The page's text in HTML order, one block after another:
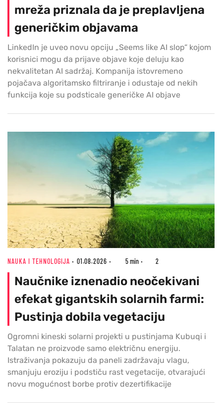
mreža priznala da je preplavljena
generičkim objavama
LinkedIn je uveo novu opciju „Seems like AI slop“ kojom
korisnici mogu da prijave objave koje deluju kao
nekvalitetan AI sadržaj. Kompanija istovremeno
pojačava algoritamsko filtriranje i odustaje od nekih
funkcija koje su podsticale generičke AI objave
NAUKA I TEHNOLOGIJA 01.08.2026 5 min 2
Naučnike iznenadio neočekivani
efekat gigantskih solarnih farmi:
Pustinja dobila vegetaciju
Ogromni kineski solarni projekti u pustinjama Kubuqi i
Talatan ne proizvode samo električnu energiju.
Istraživanja pokazuju da paneli zadržavaju vlagu,
smanjuju eroziju i podstiču rast vegetacije, otvarajući
novu mogućnost borbe protiv dezertifikacije